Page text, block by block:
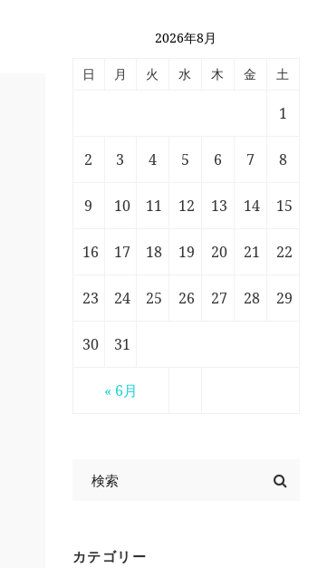
2026年8月
日 月 火 水 木 金 土
« 6月
1
2 3 4 5 6 7 8
9 10 11 12 13 14 15
16 17 18 19 20 21 22
23 24 25 26 27 28 29
30 31
カテゴリー